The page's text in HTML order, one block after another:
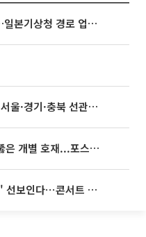
태풍 '돌핀' 오키나와 접근…일본기상청 경로 업데이트
북 선관위 등 추가 압수수색
[증시키워드] 반도체 충격 뚫은 개별 호재...포스코퓨처엠·에코프로·한화솔루션 '눈길'
빅뱅, 20주년 기념 '새 뱅봉' 선보인다⋯콘서트 앞두고 팝업 개최